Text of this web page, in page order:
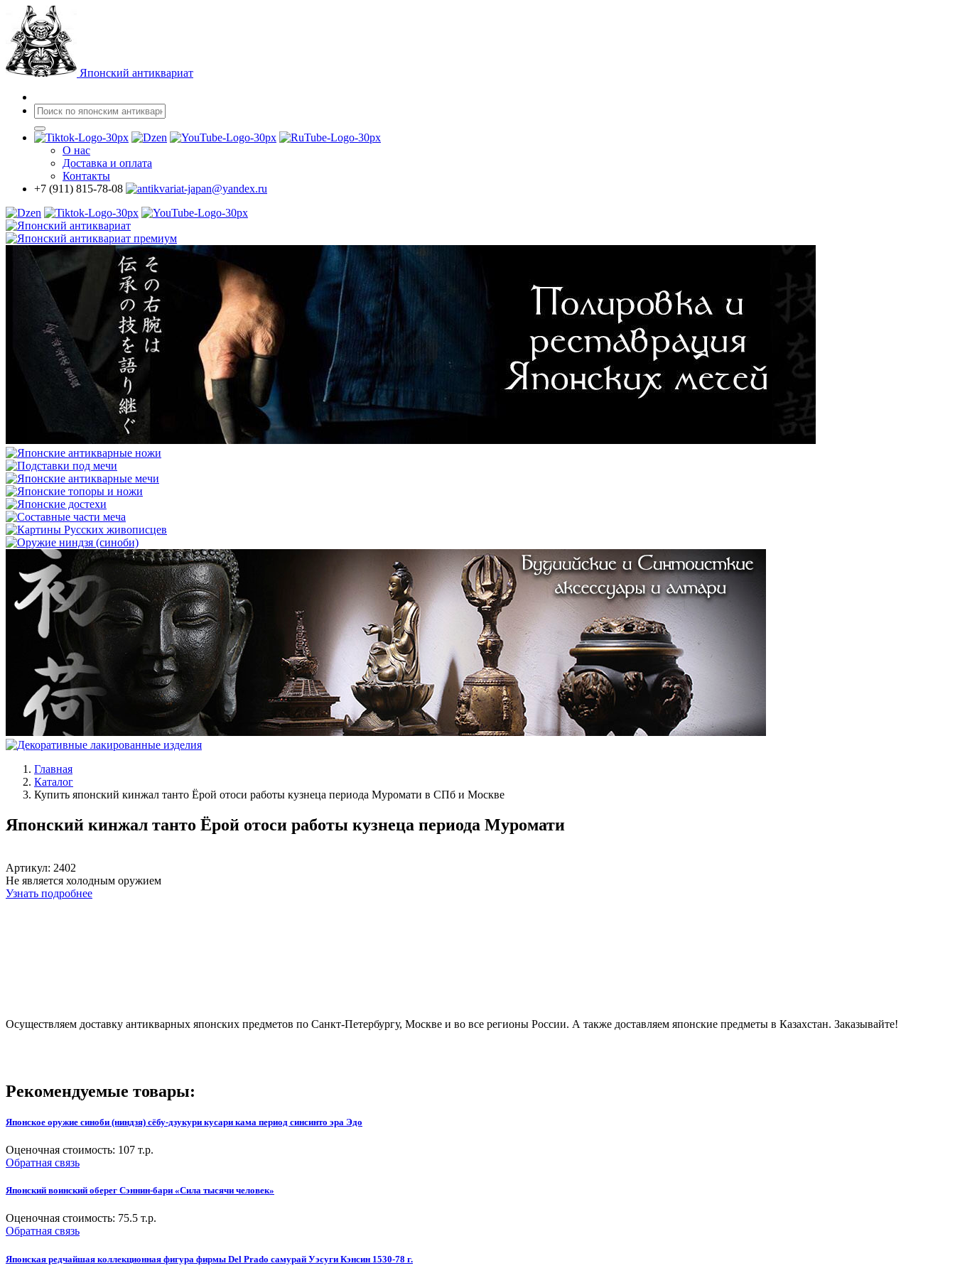
Японский антиквариат
О нас
Доставка и оплата
Контакты
+7 (911) 815-78-08
Главная
Каталог
Купить японский кинжал танто Ёрой отоси работы кузнеца периода Муромати в СПб и Москве
Японский кинжал танто Ёрой отоси работы кузнеца периода Муромати
Артикул: 2402
Не является холодным оружием
Узнать подробнее
Осуществляем доставку антикварных японских предметов по Санкт-Петербургу, Москве и во все регионы России. А также доставляем японские предметы в Казахстан. Заказывайте!
Рекомендуемые товары:
Японское оружие синоби (ниндзя) сёбу-дзукури кусари кама период синсинто эра Эдо
Оценочная стоимость: 107 т.р.
Обратная связь
Японский воинский оберег Сэннин-бари «Сила тысячи человек»
Оценочная стоимость: 75.5 т.р.
Обратная связь
Японская редчайшая коллекционная фигура фирмы Del Prado самурай Уэсуги Кэнсин 1530-78 г.